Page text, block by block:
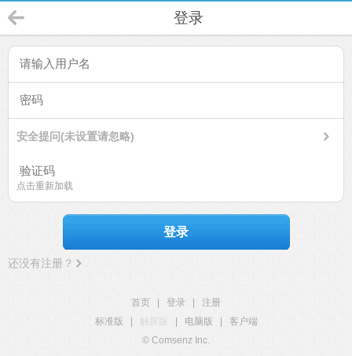
登录
安全提问(未设置请忽略)
点击重新加载
登录
还没有注册？
首页 登录
注册
标准版
触屏版 电脑版
客户端
© Comsenz Inc.